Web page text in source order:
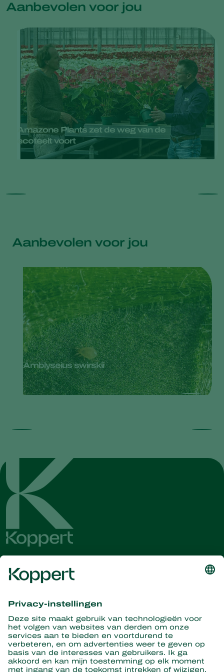
Aanbevolen voor jou
Amazone Plants zet de weg van de
ecoteelt voort
Aanbevolen voor jou
Amblyseius swirskii
Ontvang het laatste nieuws en
informatie
Hier aanmelden
Partners with Nature